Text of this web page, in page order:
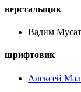
верстальщик
Вадим
шрифтовик
Алексей